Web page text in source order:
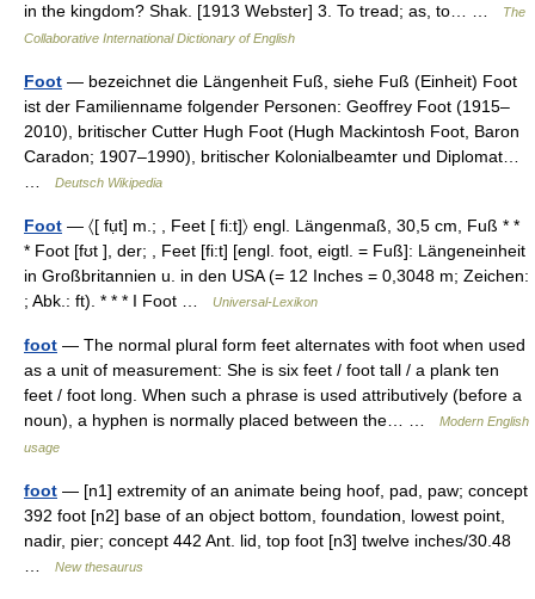
in the kingdom? Shak. [1913 Webster] 3. To tread; as, to… …
The
Collaborative International Dictionary of English
Foot — bezeichnet die Längenheit Fuß, siehe Fuß (Einheit) Foot
ist der Familienname folgender Personen: Geoffrey Foot (1915–
2010), britischer Cutter Hugh Foot (Hugh Mackintosh Foot, Baron
Caradon; 1907–1990), britischer Kolonialbeamter und Diplomat…
Deutsch Wikipedia
Foot — 〈[ fụt] m.; , Feet [ fi:t]〉 engl. Längenmaß, 30,5 cm, Fuß * *
* Foot [fʊt ], der; , Feet [fi:t] [engl. foot, eigtl. = Fuß]: Längeneinheit
in Großbritannien u. in den USA (= 12 Inches = 0,3048 m; Zeichen:
; Abk.: ft). * * * I Foot …
Universal-Lexikon
foot — The normal plural form feet alternates with foot when used
as a unit of measurement: She is six feet / foot tall / a plank ten
feet / foot long. When such a phrase is used attributively (before a
noun), a hyphen is normally placed between the… …
Modern English
usage
foot — [n1] extremity of an animate being hoof, pad, paw; concept
392 foot [n2] base of an object bottom, foundation, lowest point,
nadir, pier; concept 442 Ant. lid, top foot [n3] twelve inches/30.48
New thesaurus